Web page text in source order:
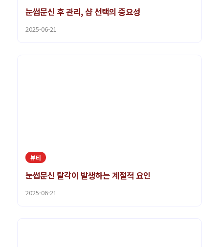
눈썹문신 후 관리, 샵 선택의 중요성
2025-06-21
뷰티
눈썹문신 탈각이 발생하는 계절적 요인
2025-06-21